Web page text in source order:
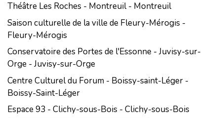
Théâtre Les Roches - Montreuil - Montreuil
Saison culturelle de la ville de Fleury-Mérogis -
Fleury-Mérogis
Conservatoire des Portes de l'Essonne - Juvisy-sur-
Orge - Juvisy-sur-Orge
Centre Culturel du Forum - Boissy-saint-Léger -
Boissy-Saint-Léger
Espace 93 - Clichy-sous-Bois - Clichy-sous-Bois